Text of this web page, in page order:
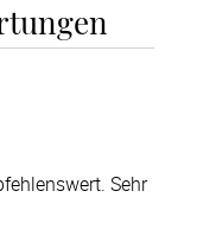
Sehr